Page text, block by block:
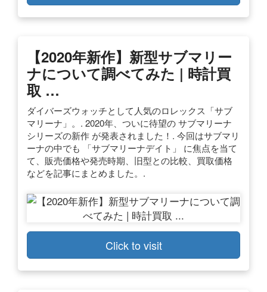
【2020年新作】新型サブマリー
ナについて調べてみた | 時計買
取 …
ダイバーズウォッチとして人気のロレックス「サブ
マリーナ」。. 2020年、ついに待望の サブマリーナ
シリーズの新作 が発表されました！. 今回はサブマリ
ーナの中でも 「サブマリーナデイト」 に焦点を当て
て、販売価格や発売時期、旧型との比較、買取価格
などを記事にまとめました。.
Click to visit